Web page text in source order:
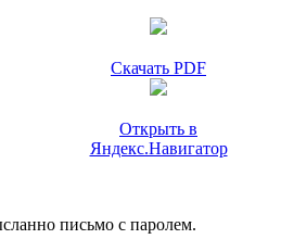
Скачать PDF
Открыть в
Яндекс.Навигатор
письмо с паролем.